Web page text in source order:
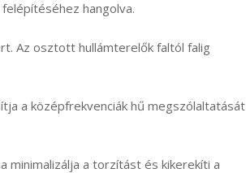
hangolva.
Az osztott hullámterelők faltól falig
a középfrekvenciák hű megszólaltatását
minimalizálja a torzítást és kikerekíti a